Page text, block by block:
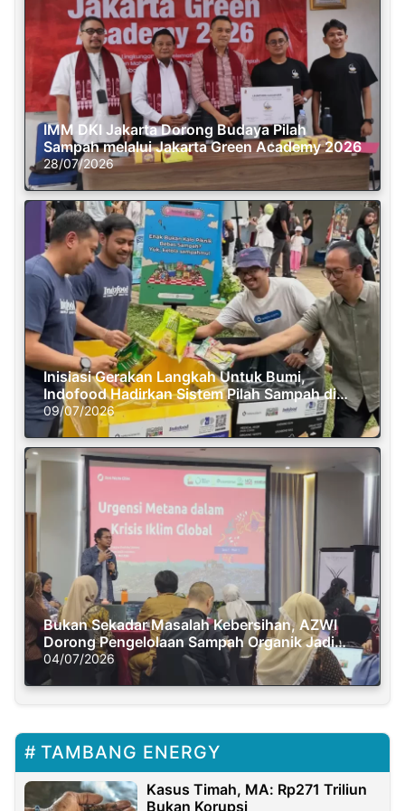
IMM DKI Jakarta Dorong Budaya Pilah
Sampah melalui Jakarta Green Academy 2026
28/07/2026
Inisiasi Gerakan Langkah Untuk Bumi,
Indofood Hadirkan Sistem Pilah Sampah di
Semasa Piknik
09/07/2026
Bukan Sekadar Masalah Kebersihan, AZWI
Dorong Pengelolaan Sampah Organik Jadi
Solusi Krisis Iklim
04/07/2026
TAMBANG ENERGY
Kasus Timah, MA: Rp271 Triliun
Bukan Korupsi